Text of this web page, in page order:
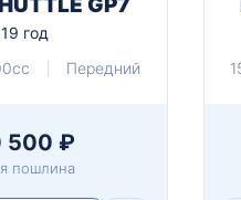
год
Передний
500 ₽
пошлина